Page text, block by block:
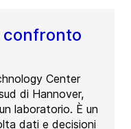
confronto
Center
di Hannover,
laboratorio. È un
dati e decisioni